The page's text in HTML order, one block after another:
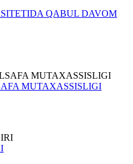
QABUL DAVOM
MUTAXASSISLIGI